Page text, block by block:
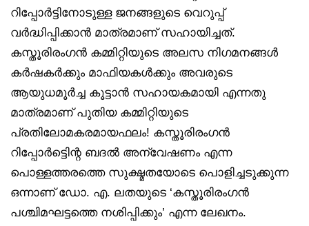
റിപ്പോര്‍ട്ടിനോടുള്ള ജനങ്ങളുടെ വെറുപ്പ്
വര്‍ദ്ധിപ്പിക്കാന്‍ മാത്രമാണ് സഹായിച്ചത്.
കസ്തൂരിരംഗന്‍ കമ്മിറ്റിയുടെ അലസ നിഗമനങ്ങള്‍
കര്‍ഷകര്‍ക്കും മാഫിയകള്‍ക്കും അവരുടെ
ആയുധമൂര്‍ച്ച കൂട്ടാന്‍ സഹായകമായി എന്നതു
മാത്രമാണ് പുതിയ കമ്മിറ്റിയുടെ
പ്രതിലോമകരമായഫലം! കസ്തൂരിരംഗന്‍
റിപ്പോര്‍ട്ടിെന്റ ബദല്‍ അന്വേഷണം എന്ന
പൊള്ളത്തരത്തെ സുക്ഷ്മതയോടെ പൊളിച്ചടുക്കുന്ന
ഒന്നാണ് ഡോ. എ. ലതയുടെ ‘കസ്തൂരിരംഗന്‍
പശ്ചിമഘട്ടത്തെ നശിപ്പിക്കും’ എന്ന ലേഖനം.